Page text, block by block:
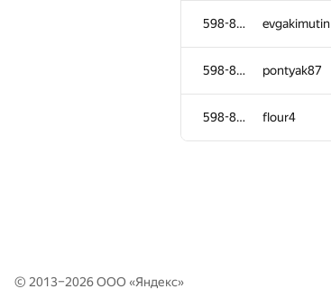
598-854 evgakimutin
598-854 pontyak87
598-854 flour4
chakmidlot
maxiprogram
jlBus
© 2013–2026 ООО «Яндекс»